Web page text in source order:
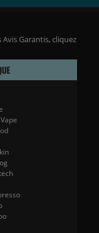
Garantis, cliquez